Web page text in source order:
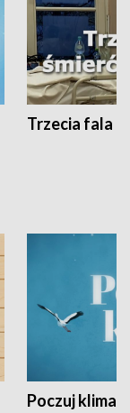
Trzecia fala -
Poczuj klimat